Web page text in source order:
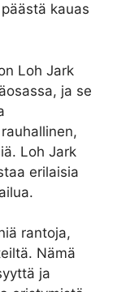
kauas
Loh Jark
ja se
Loh Jark
erilaisia
rantoja,
Nämä
ja